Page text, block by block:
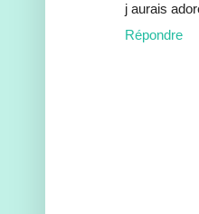
j aurais
Répondre